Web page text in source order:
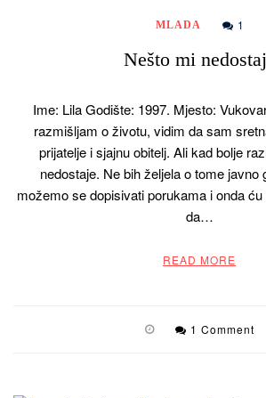
MLADA 1
Nešto mi
Ime: Lila Godište: 1997. Mjesto:
razmišljam o životu, vidim da sam
prijatelje i sjajnu obitelj. Ali kad bolje
nedostaje. Ne bih željela o tome javno
možemo se dopisivati porukama i onda ću
da…
READ MORE
1 Comment